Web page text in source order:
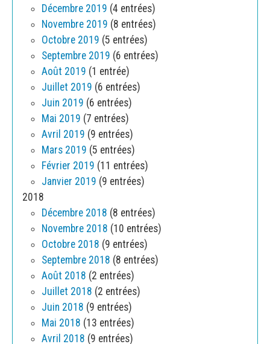
Décembre 2019 (4 entrées)
Novembre 2019 (8 entrées)
Octobre 2019 (5 entrées)
Septembre 2019 (6 entrées)
Août 2019 (1 entrée)
Juillet 2019 (6 entrées)
Juin 2019 (6 entrées)
Mai 2019 (7 entrées)
Avril 2019 (9 entrées)
Mars 2019 (5 entrées)
Février 2019 (11 entrées)
Janvier 2019 (9 entrées)
2018
Décembre 2018 (8 entrées)
Novembre 2018 (10 entrées)
Octobre 2018 (9 entrées)
Septembre 2018 (8 entrées)
Août 2018 (2 entrées)
Juillet 2018 (2 entrées)
Juin 2018 (9 entrées)
Mai 2018 (13 entrées)
Avril 2018 (9 entrées)